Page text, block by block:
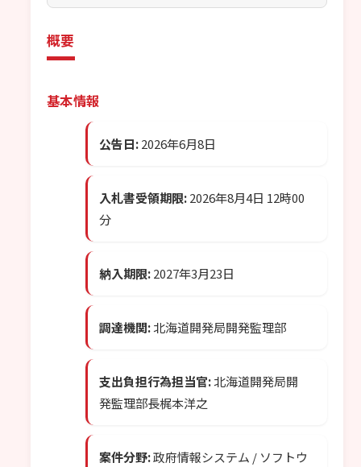
概要
基本情報
公告日:2026年6月8日
入札書受領期限:2026年8月4日 12時00
分
納入期限:2027年3月23日
調達機関:北海道開発局開発監理部
支出負担行為担当官:北海道開発局開
発監理部長梶本洋之
案件分野:政府情報システム / ソフトウ